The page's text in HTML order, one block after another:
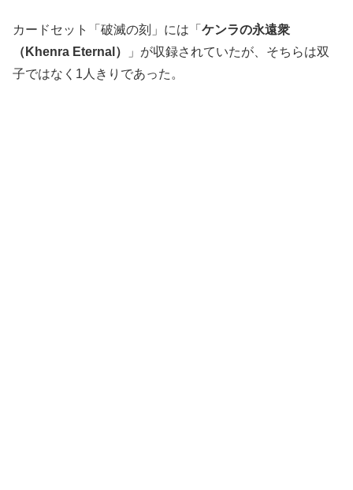
カードセット「破滅の刻」には「 ケンラの永遠衆
（Khenra Eternal）
」が収録されていたが、そちらは双
子ではなく1人きりであった。